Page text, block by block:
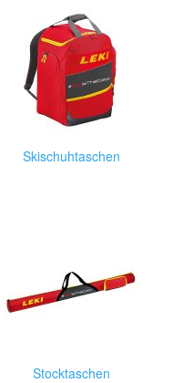
Skischuhtaschen
Stocktaschen